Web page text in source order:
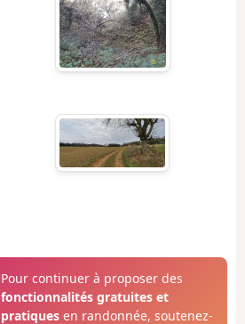
Pour continuer à proposer des
fonctionnalités gratuites et
pratiquesen randonnée, soutenez-